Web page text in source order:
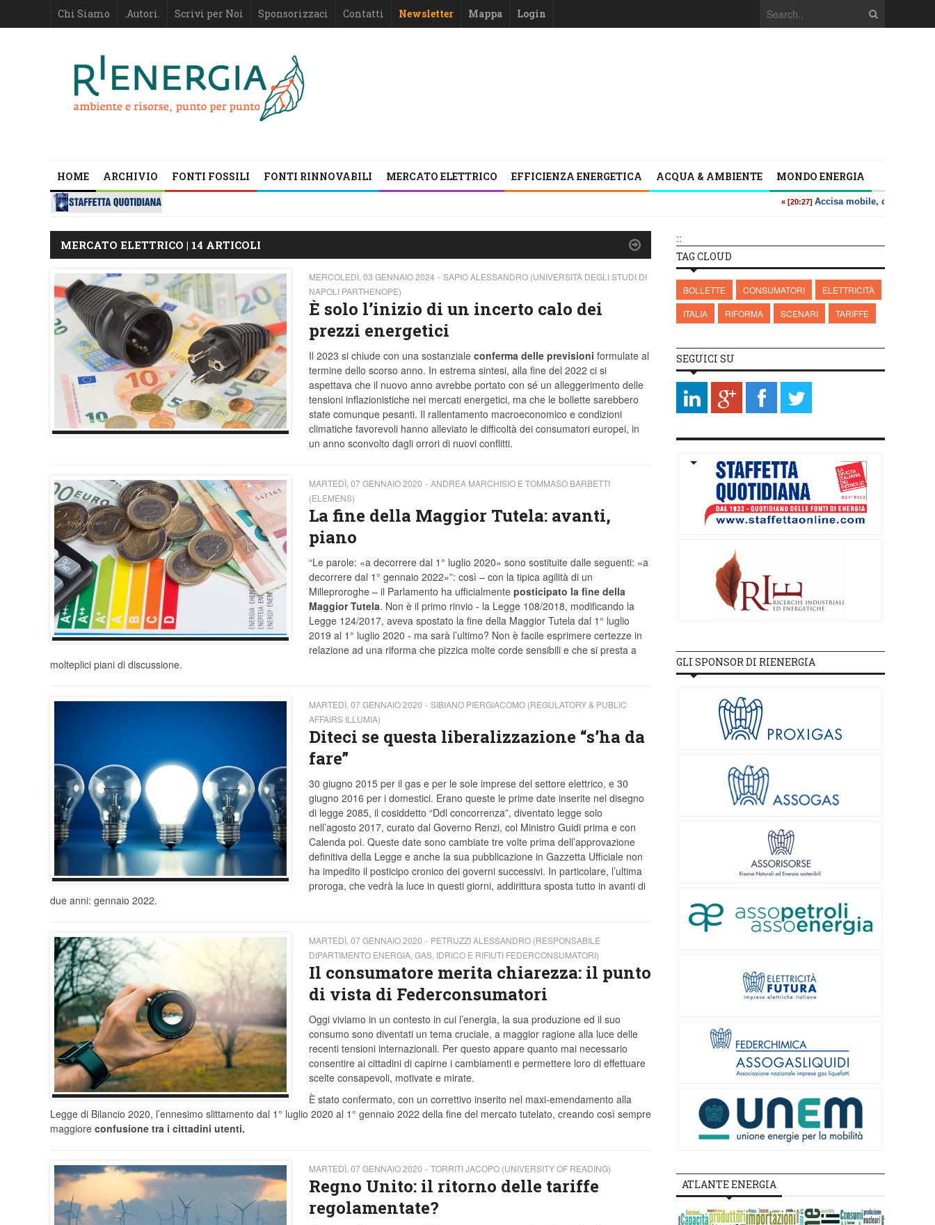
Chi Siamo .Autori. Scrivi per Noi Sponsorizzaci Contatti Newsletter Mappa Login
HOME ARCHIVIO FONTI FOSSILI FONTI RINNOVABILI MERCATO ELETTRICO EFFICIENZA ENERGETICA ACQUA & AMBIENTE MONDO ENERGIA
::
MERCATO ELETTRICO | 14 ARTICOLI
MERCOLEDÌ, 03 GENNAIO 2024
SAPIO ALESSANDRO (UNIVERSITÀ DEGLI STUDI DI
NAPOLI PARTHENOPE)
È solo l’inizio di un incerto calo dei
prezzi energetici
Il 2023 si chiude con una sostanziale conferma delle previsioni formulate al
termine dello scorso anno. In estrema sintesi, alla fine del 2022 ci si
aspettava che il nuovo anno avrebbe portato con sé un alleggerimento delle
tensioni inflazionistiche nei mercati energetici, ma che le bollette sarebbero
state comunque pesanti. Il rallentamento macroeconomico e condizioni
climatiche favorevoli hanno alleviato le difficoltà dei consumatori europei, in
un anno sconvolto dagli orrori di nuovi conflitti.
MARTEDÌ, 07 GENNAIO 2020
ANDREA MARCHISIO E TOMMASO BARBETTI
(ELEMENS)
La fine della Maggior Tutela: avanti,
piano
“Le parole: «a decorrere dal 1° luglio 2020» sono sostituite dalle seguenti: «a
decorrere dal 1° gennaio 2022»”: così – con la tipica agilità di un
Milleproroghe – il Parlamento ha ufficialmente posticipato la fine della
Maggior Tutela. Non è il primo rinvio - la Legge 108/2018, modificando la
Legge 124/2017, aveva spostato la fine della Maggior Tutela dal 1° luglio
2019 al 1° luglio 2020 - ma sarà l’ultimo? Non è facile esprimere certezze in
relazione ad una riforma che pizzica molte corde sensibili e che si presta a
molteplici piani di discussione.
MARTEDÌ, 07 GENNAIO 2020
SIBIANO PIERGIACOMO (REGULATORY & PUBLIC
AFFAIRS ILLUMIA)
Diteci se questa liberalizzazione “s’ha da
fare”
30 giugno 2015 per il gas e per le sole imprese del settore elettrico, e 30
giugno 2016 per i domestici. Erano queste le prime date inserite nel disegno
di legge 2085, il cosiddetto “Ddl concorrenza”, diventato legge solo
nell’agosto 2017, curato dal Governo Renzi, col Ministro Guidi prima e con
Calenda poi. Queste date sono cambiate tre volte prima dell’approvazione
definitiva della Legge e anche la sua pubblicazione in Gazzetta Ufficiale non
ha impedito il posticipo cronico dei governi successivi. In particolare, l’ultima
proroga, che vedrà la luce in questi giorni, addirittura sposta tutto in avanti di
due anni: gennaio 2022.
MARTEDÌ, 07 GENNAIO 2020
PETRUZZI ALESSANDRO (RESPONSABILE
DIPARTIMENTO ENERGIA, GAS, IDRICO E RIFIUTI FEDERCONSUMATORI)
Il consumatore merita chiarezza: il punto
di vista di Federconsumatori
Oggi viviamo in un contesto in cui l’energia, la sua produzione ed il suo
consumo sono diventati un tema cruciale, a maggior ragione alla luce delle
recenti tensioni internazionali. Per questo appare quanto mai necessario
consentire ai cittadini di capirne i cambiamenti e permettere loro di effettuare
scelte consapevoli, motivate e mirate.
È stato confermato, con un correttivo inserito nel maxi-emendamento alla
Legge di Bilancio 2020, l’ennesimo slittamento dal 1° luglio 2020 al 1° gennaio 2022 della fine del mercato tutelato, creando così sempre
maggiore confusione tra i cittadini utenti.
MARTEDÌ, 07 GENNAIO 2020 TORRITI JACOPO (UNIVERSITY OF READING)
Regno Unito: il ritorno delle tariffe
regolamentate?
TAG CLOUD
BOLLETTE CONSUMATORI
ELETTRICITÀ
ITALIA
RIFORMA SCENARI TARIFFE
SEGUICI SU
GLI SPONSOR DI RIENERGIA
ATLANTE ENERGIA